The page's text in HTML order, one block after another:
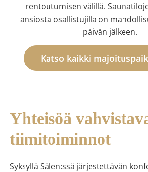
rentoutumisen välillä.
ansiosta osallistujilla on
päivän jälkeen.
Katso kaikki
Yhteisöä
tiimitoiminnot
Syksyllä Sälen:ssä järjestettävän